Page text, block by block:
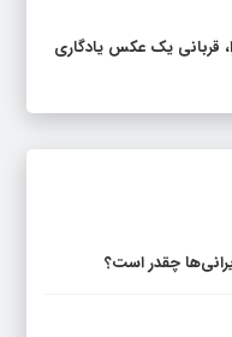
یک عکس یادگاری
چقدر است؟